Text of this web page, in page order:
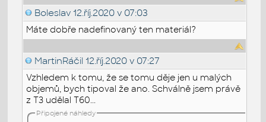
Boleslav 12.říj.2020 v 07:03
Máte dobře nadefinovaný ten materiál?
MartinRáčil 12.říj.2020 v 07:27
Vzhledem k tomu, že se tomu děje jen u malých
objemů, bych tipoval že ano. Schválně jsem právě
z T3 udělal T60...
Připojené náhledy